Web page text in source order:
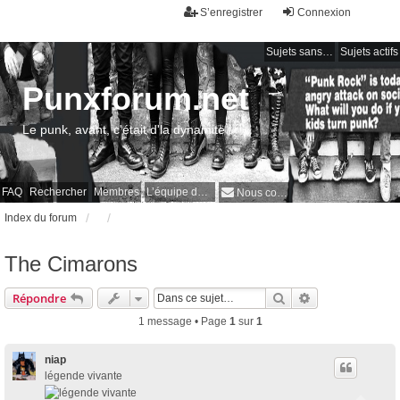
Connexion
S’enregistrer
Sujets sans réponse Sujets actifs
FAQ Rechercher Membres L’équipe du forum Nous contacter
Punxforum.net
Le punk, avant, c'était d'la dynamite !
Index du forum
The Cimarons
Répondre Rechercher
1 message • Page 1sur 1
niap
légende vivante